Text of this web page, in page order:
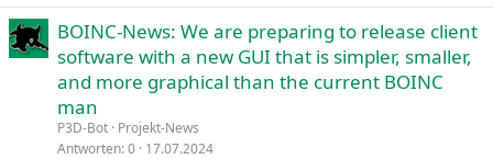
BOINC-News: We are preparing to release client
software with a new GUI that is simpler, smaller,
and more graphical than the current BOINC
man
P3D-Bot Projekt-News
Antworten 0 17.07.2024